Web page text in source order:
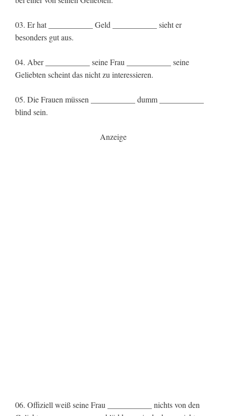
03. Er hat ___________ Geld ___________ sieht er
besonders gut aus.
04. Aber ___________ seine Frau ___________ seine
Geliebten scheint das nicht zu interessieren.
05. Die Frauen müssen ___________ dumm ___________
blind sein.
Anzeige
06. Offiziell weiß seine Frau ___________ nichts von den